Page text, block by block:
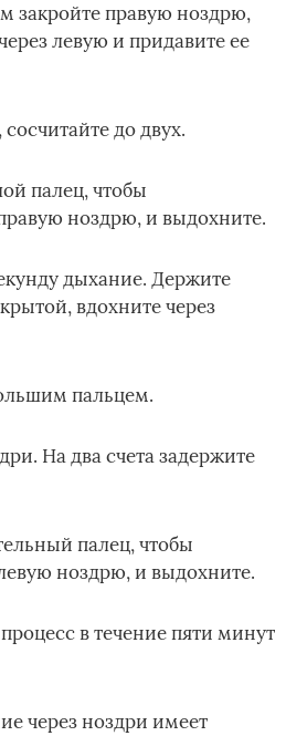
закройте правую ноздрю,
левую и придавите ее
до двух.
палец, чтобы
ноздрю, и выдохните.
дыхание. Держите
вдохните через
пальцем.
На два счета задержите
палец, чтобы
ноздрю, и выдохните.
в течение пяти минут
через ноздри имеет